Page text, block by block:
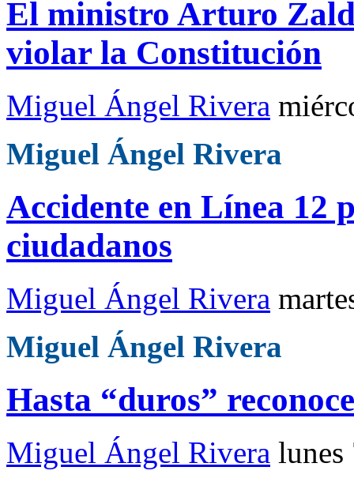
El ministro Arturo
violar la Constitución
Miguel Ángel Rivera
Miguel Ángel Rivera
Accidente en Línea 12
ciudadanos
Miguel Ángel Rivera
Miguel Ángel Rivera
Hasta “duros”
Miguel Ángel Rivera lunes